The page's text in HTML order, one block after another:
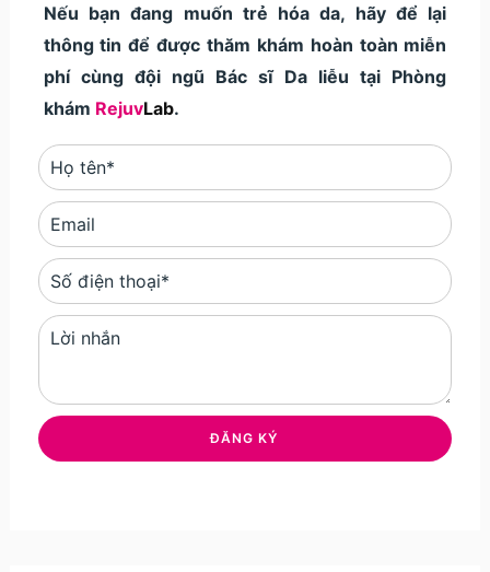
Nếu bạn đang muốn trẻ hóa da, hãy để lại
thông tin để được thăm khám hoàn toàn miễn
phí cùng đội ngũ Bác sĩ Da liễu tại Phòng
khám RejuvLab.